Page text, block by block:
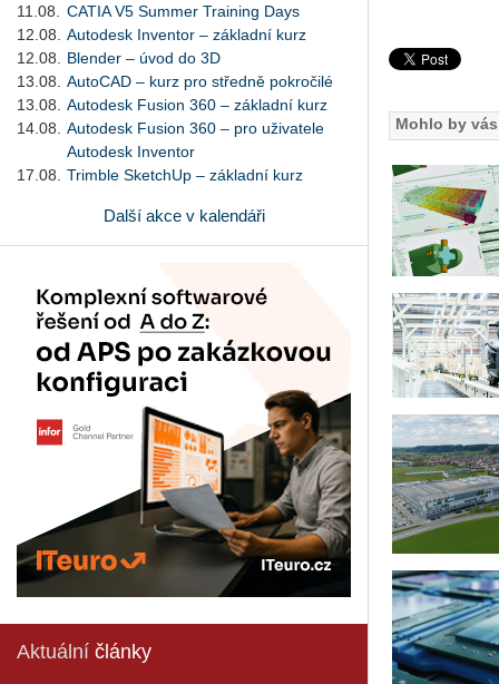
11.08.
CATIA V5 Summer Training Days
12.08.
Autodesk Inventor – základní kurz
12.08.
Blender – úvod do 3D
13.08.
AutoCAD – kurz pro středně pokročilé
13.08.
Autodesk Fusion 360 – základní kurz
14.08.
Autodesk Fusion 360 – pro uživatele
Autodesk Inventor
17.08.
Trimble SketchUp – základní kurz
Další akce v kalendáři
Aktuální články
Mohlo by